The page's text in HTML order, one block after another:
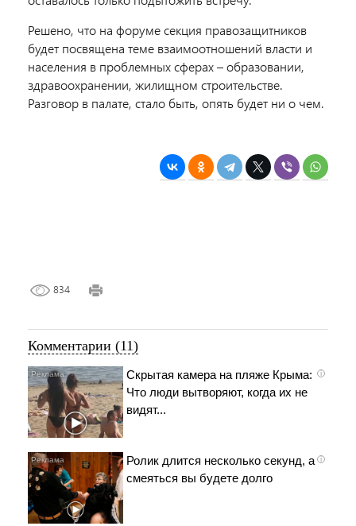
Решено, что на форуме секция правозащитников
будет посвящена теме взаимоотношений власти и
населения в проблемных сферах – образовании,
здравоохранении, жилищном строительстве.
Разговор в палате, стало быть, опять будет ни о чем.
834
Комментарии (11)
i
Скрытая камера на пляже Крыма:
Что люди вытворяют, когда их не
видят...
i
Ролик длится несколько секунд, а
смеяться вы будете долго